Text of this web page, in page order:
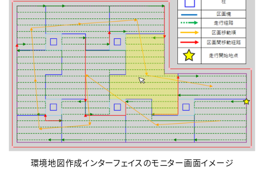
環境地図作成インターフェイスのモニター画面イメージ